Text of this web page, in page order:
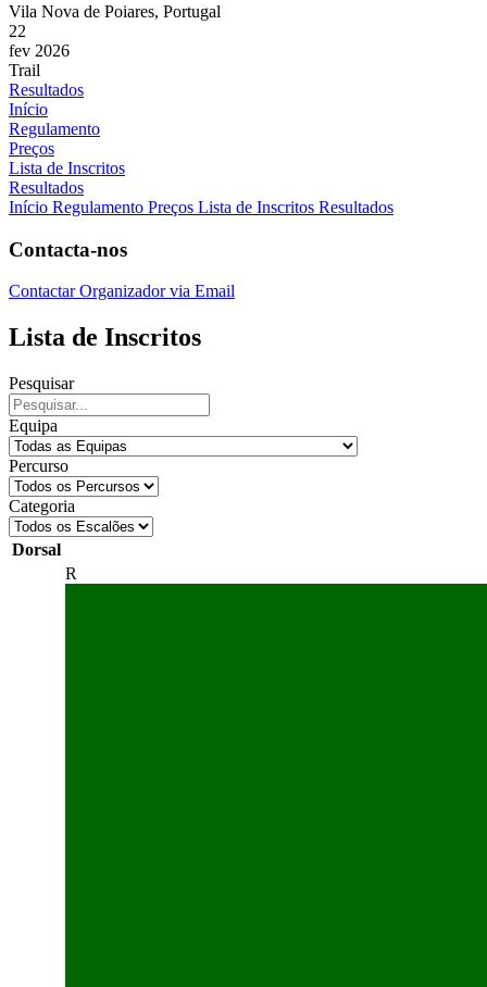
Vila Nova de Poiares, Portugal
22
fev 2026
Trail
Resultados
Início
Regulamento
Preços
Lista de Inscritos
Resultados
Início Regulamento Preços Lista de Inscritos Resultados
Contacta-nos
Contactar Organizador via Email
Lista de Inscritos
Pesquisar
Equipa
Percurso
Categoria
Dorsal
R